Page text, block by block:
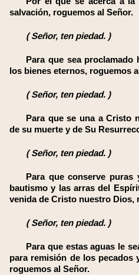
salvación, roguemos al Señor.
( Señor, ten piedad. )
Para que sea
los bienes eternos, roguemos
( Señor, ten piedad. )
Para que se una a Cristo
de su muerte y de Su
( Señor, ten piedad. )
Para que conserve
bautismo y las arras del
venida de Cristo nuestro Dios,
( Señor, ten piedad. )
Para que estas aguas le
para remisión de los
roguemos al Señor.